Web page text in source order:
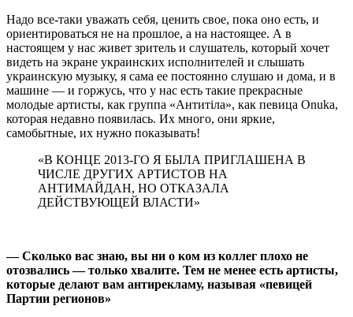
Надо все-таки уважать себя, ценить свое, пока оно есть, и
ориентироваться не на прошлое, а на настоящее. А в
настоящем у нас живет зритель и слушатель, который хочет
видеть на экране украинских исполнителей и слышать
украинскую музыку, я сама ее постоянно слушаю и дома, и в
машине — и горжусь, что у нас есть такие прекрасные
молодые артисты, как группа «Антитіла», как певица Onuka,
которая недавно появилась. Их много, они яркие,
самобытные, их нужно показывать!
«В КОНЦЕ 2013-ГО Я БЫЛА ПРИГЛАШЕНА В
ЧИСЛЕ ДРУГИХ АРТИСТОВ НА
АНТИМАЙДАН, НО ОТКАЗАЛА
ДЕЙСТВУЮЩЕЙ ВЛАСТИ»
— Сколько вас знаю, вы ни о ком из коллег плохо не
отозвались — только хвалите. Тем не менее есть артисты,
которые делают вам антирекламу, называя «певицей
Партии регионов»